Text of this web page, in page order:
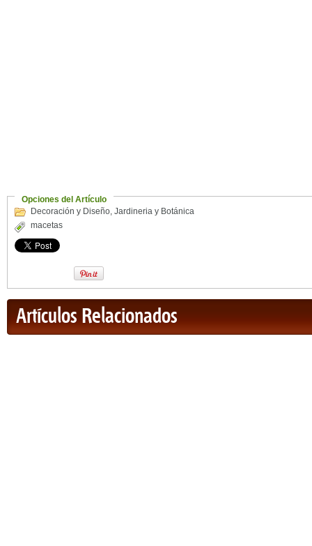
Opciones del Artículo
Decoración y Diseño, Jardineria y Botánica
macetas
Artículos Relacionados